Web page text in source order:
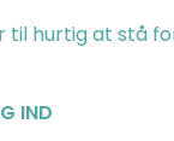
til hurtig at stå
IND